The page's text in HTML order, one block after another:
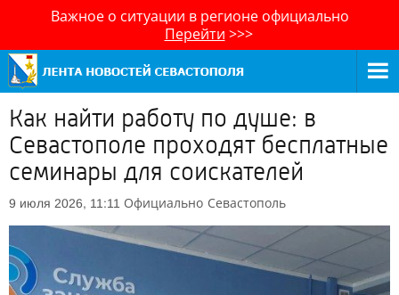
Важное о ситуации в регионе официально
Перейти >>>
Как найти работу по душе: в
Севастополе проходят бесплатные
семинары для соискателей
9 июля 2026, 11:11 Официально Севастополь